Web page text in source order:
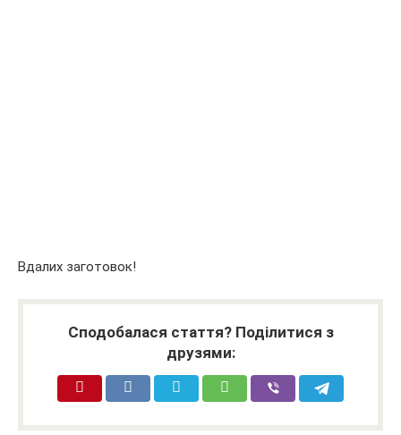
Вдалих заготовок!
Сподобалася стаття? Поділитися з
друзями: